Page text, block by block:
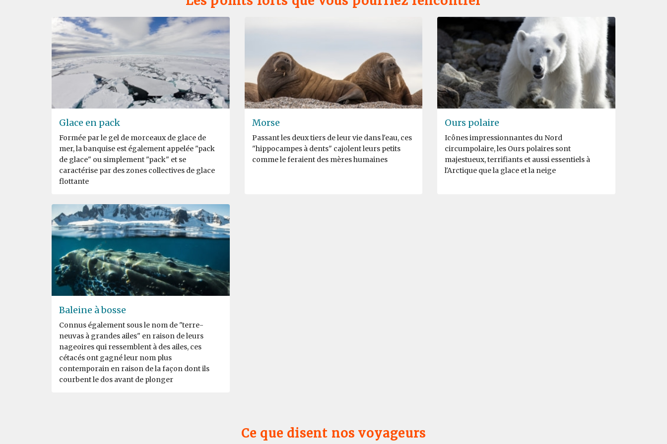
Glace en pack
Formée par le gel de morceaux de glace de
mer, la banquise est également appelée "pack
de glace" ou simplement "pack" et se
caractérise par des zones collectives de glace
flottante
Morse
Passant les deux tiers de leur vie dans l'eau, ces
"hippocampes à dents" cajolent leurs petits
comme le feraient des mères humaines
Ours polaire
Icônes impressionnantes du Nord
circumpolaire, les Ours polaires sont
majestueux, terrifiants et aussi essentiels à
l'Arctique que la glace et la neige
Baleine à bosse
Connus également sous le nom de "terre-
neuvas à grandes ailes" en raison de leurs
nageoires qui ressemblent à des ailes, ces
cétacés ont gagné leur nom plus
contemporain en raison de la façon dont ils
courbent le dos avant de plonger
Ce que disent nos voyageurs